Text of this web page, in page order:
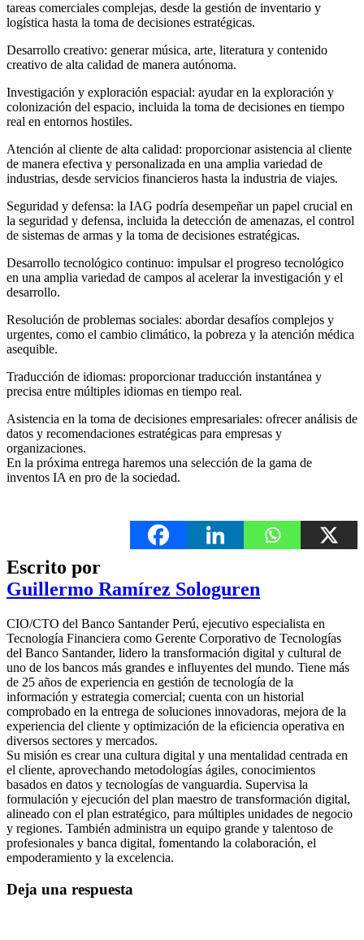
tareas comerciales complejas, desde la gestión de inventario y
logística hasta la toma de decisiones estratégicas.
Desarrollo creativo: generar música, arte, literatura y contenido
creativo de alta calidad de manera autónoma.
Investigación y exploración espacial: ayudar en la exploración y
colonización del espacio, incluida la toma de decisiones en tiempo
real en entornos hostiles.
Atención al cliente de alta calidad: proporcionar asistencia al cliente
de manera efectiva y personalizada en una amplia variedad de
industrias, desde servicios financieros hasta la industria de viajes.
Seguridad y defensa: la IAG podría desempeñar un papel crucial en
la seguridad y defensa, incluida la detección de amenazas, el control
de sistemas de armas y la toma de decisiones estratégicas.
Desarrollo tecnológico continuo: impulsar el progreso tecnológico
en una amplia variedad de campos al acelerar la investigación y el
desarrollo.
Resolución de problemas sociales: abordar desafíos complejos y
urgentes, como el cambio climático, la pobreza y la atención médica
asequible.
Traducción de idiomas: proporcionar traducción instantánea y
precisa entre múltiples idiomas en tiempo real.
Asistencia en la toma de decisiones empresariales: ofrecer análisis de
datos y recomendaciones estratégicas para empresas y
organizaciones.
En la próxima entrega haremos una selección de la gama de
inventos IA en pro de la sociedad.
Escrito por
Guillermo Ramírez Sologuren
CIO/CTO del Banco Santander Perú, ejecutivo especialista en
Tecnología Financiera como Gerente Corporativo de Tecnologías
del Banco Santander, lidero la transformación digital y cultural de
uno de los bancos más grandes e influyentes del mundo. Tiene más
de 25 años de experiencia en gestión de tecnología de la
información y estrategia comercial; cuenta con un historial
comprobado en la entrega de soluciones innovadoras, mejora de la
experiencia del cliente y optimización de la eficiencia operativa en
diversos sectores y mercados.
Su misión es crear una cultura digital y una mentalidad centrada en
el cliente, aprovechando metodologías ágiles, conocimientos
basados en datos y tecnologías de vanguardia. Supervisa la
formulación y ejecución del plan maestro de transformación digital,
alineado con el plan estratégico, para múltiples unidades de negocio
y regiones. También administra un equipo grande y talentoso de
profesionales y banca digital, fomentando la colaboración, el
empoderamiento y la excelencia.
Deja una respuesta